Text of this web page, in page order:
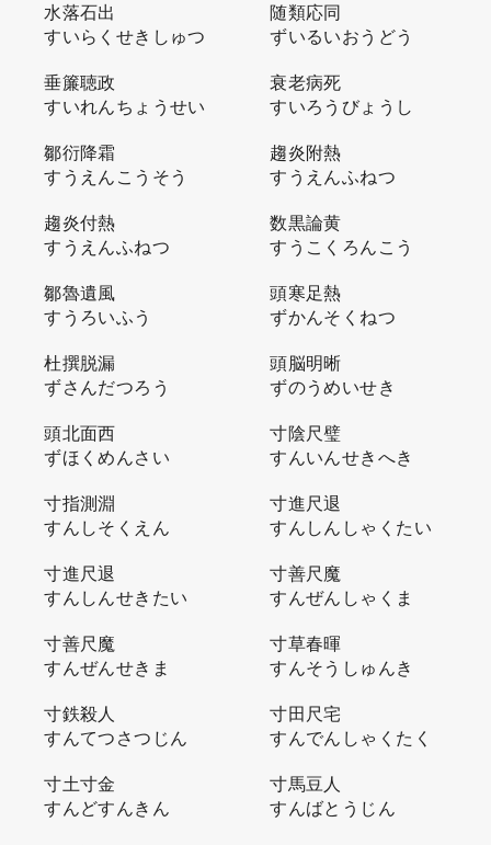
水落石出
すいらくせきしゅつ
随類応同
ずいるいおうどう
垂簾聴政
すいれんちょうせい
衰老病死
すいろうびょうし
鄒衍降霜
すうえんこうそう
趨炎附熱
すうえんふねつ
趨炎付熱
すうえんふねつ
数黒論黄
すうこくろんこう
鄒魯遺風
すうろいふう
頭寒足熱
ずかんそくねつ
杜撰脱漏
ずさんだつろう
頭脳明晰
ずのうめいせき
頭北面西
ずほくめんさい
寸陰尺璧
すんいんせきへき
寸指測淵
すんしそくえん
寸進尺退
すんしんしゃくたい
寸進尺退
すんしんせきたい
寸善尺魔
すんぜんしゃくま
寸善尺魔
すんぜんせきま
寸草春暉
すんそうしゅんき
寸鉄殺人
すんてつさつじん
寸田尺宅
すんでんしゃくたく
寸土寸金
すんどすんきん
寸馬豆人
すんばとうじん